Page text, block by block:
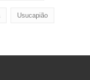
Usucapião